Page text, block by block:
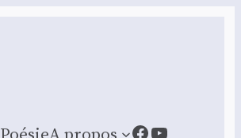
Facebook
YouTube